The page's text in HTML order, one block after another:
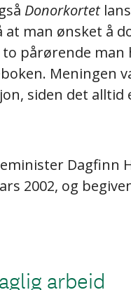
Donorkortet
man ønsket å
to pårørende
Meningen
siden det
Dagfinn
2002, og
arbeid